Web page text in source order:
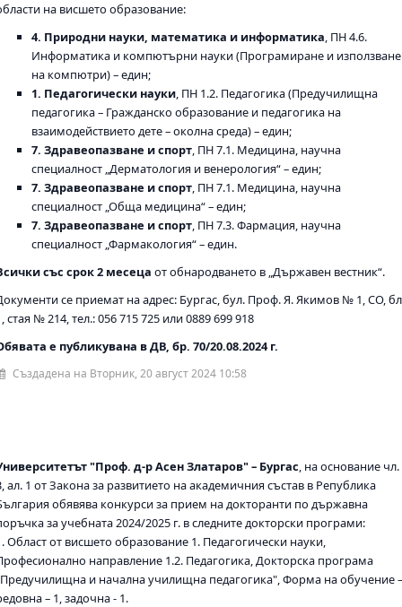
на висшето образование:
4. Природни науки, математика и информатика, ПН 4.6.
Информатика и компютърни науки (Програмиране и използване
на компютри) – един;
1. Педагогически науки, ПН 1.2. Педагогика (Предучилищна
педагогика – Гражданско образование и педагогика на
взаимодействието дете – околна среда) – един;
7. Здравеопазване и спорт, ПН 7.1. Медицина, научна
специалност „Дерматология и венерология“ – един;
7. Здравеопазване и спорт, ПН 7.1. Медицина, научна
специалност „Обща медицина“ – един;
7. Здравеопазване и спорт, ПН 7.3. Фармация, научна
специалност „Фармакология“ – един.
със срок 2 месеца от обнародването в „Държавен вестник“.
се приемат на адрес: Бургас, бул. Проф. Я. Якимов № 1, СО,
стая № 214, тел.: 056 715 725 или 0889 699 918
е публикувана в ДВ, бр. 70/20.08.2024 г.
Създадена на Вторник, 20 август 2024 10:58
"Проф. д-р Асен Златаров" – Бургас, на основание чл.
ал. 1 от Закона за развитието на академичния състав в Република
обявява конкурси за прием на докторанти по държавна
за учебната 2024/2025 г. в следните докторски програми:
Област от висшето образование 1. Педагогически науки,
направление 1.2. Педагогика, Докторска програма
и начална училищна педагогика", Форма на обучение –
– 1, задочна - 1.